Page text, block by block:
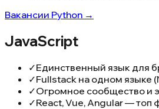
Вакансии Python →
JavaScript
✓Единственный язык для
✓Fullstack на одном языке
✓Огромное сообщество и
✓React, Vue, Angular — топ